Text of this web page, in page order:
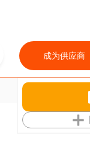
成为供应商